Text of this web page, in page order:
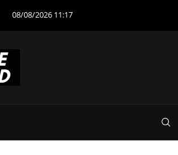
08/08/2026 11:17